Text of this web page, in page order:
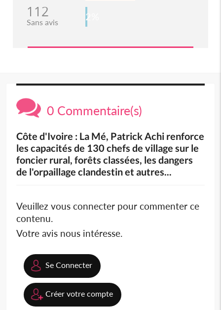
112
Sans avis 2%
0 Commentaire(s)
Côte d'Ivoire : La Mé, Patrick Achi renforce
les capacités de 130 chefs de village sur le
foncier rural, forêts classées, les dangers
de l'orpaillage clandestin et autres...
Veuillez vous connecter pour commenter ce
contenu.
Votre avis nous intéresse.
Se Connecter
Créer votre compte